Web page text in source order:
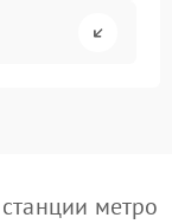
метро